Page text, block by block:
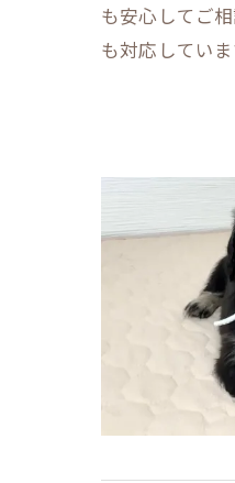
も安心してご
も対応していま